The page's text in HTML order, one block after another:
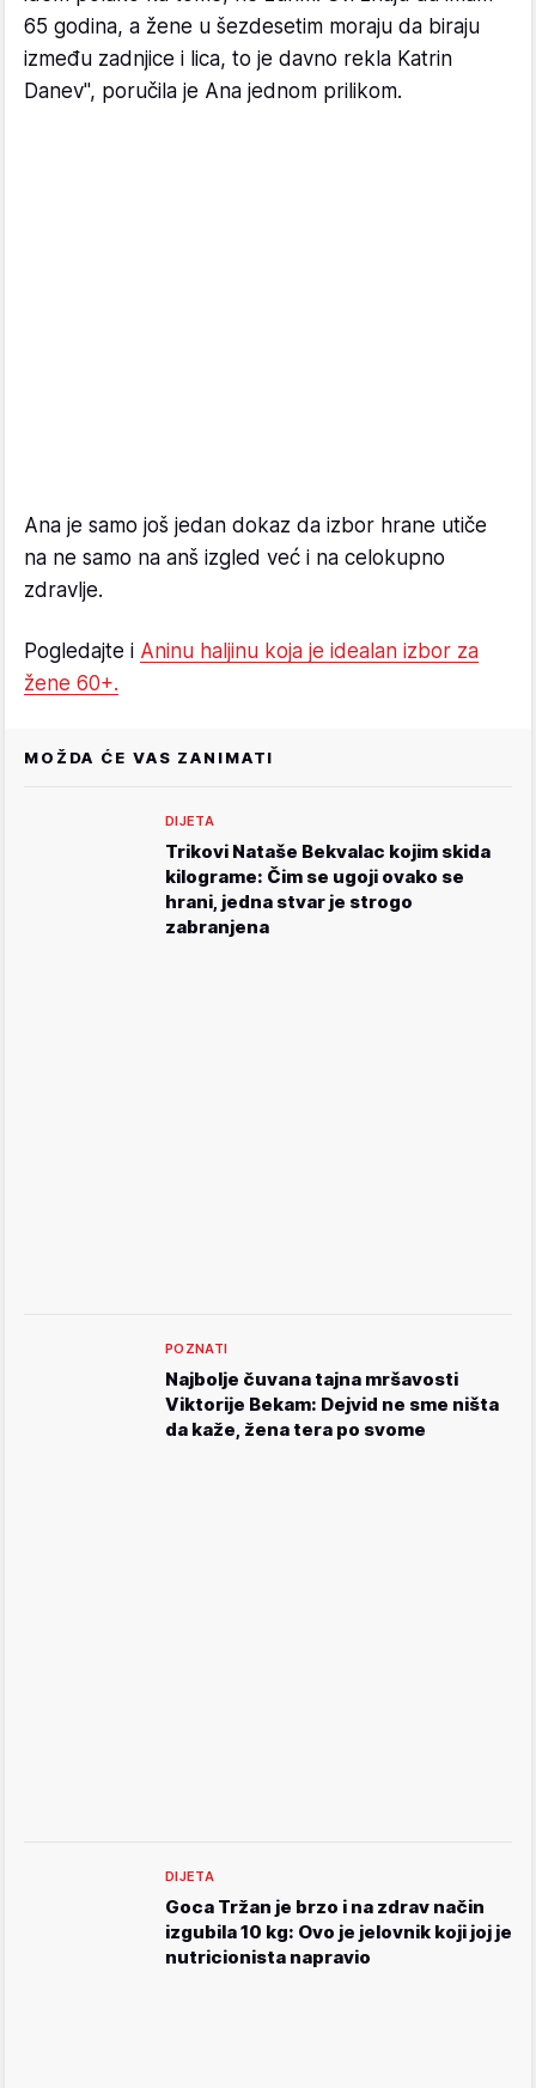
65 godina, a žene u šezdesetim moraju da biraju
između zadnjice i lica, to je davno rekla Katrin
Danev", poručila je Ana jednom prilikom.
Ana je samo još jedan dokaz da izbor hrane utiče
na ne samo na anš izgled već i na celokupno
zdravlje.
Pogledajte i Aninu haljinu koja je idealan izbor za
žene 60+.
MOŽDA ĆE VAS ZANIMATI
DIJETA
Trikovi Nataše Bekvalac kojim skida
kilograme: Čim se ugoji ovako se
hrani, jedna stvar je strogo
zabranjena
POZNATI
Najbolje čuvana tajna mršavosti
Viktorije Bekam: Dejvid ne sme ništa
da kaže, žena tera po svome
DIJETA
Goca Tržan je brzo i na zdrav način
izgubila 10 kg: Ovo je jelovnik koji joj je
nutricionista napravio